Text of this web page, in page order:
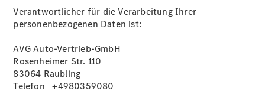
Verantwortlicher für die Verarbeitung Ihrer
personenbezogenen Daten ist:
AVG Auto-Vertrieb-GmbH
Rosenheimer Str. 110
83064 Raubling
Telefon +4980359080